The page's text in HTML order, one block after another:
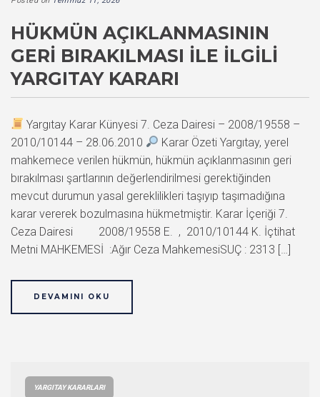
HÜKMÜN AÇIKLANMASININ
GERI BIRAKILMASI İLE İLGILI
YARGITAY KARARI
Yargıtay Karar Künyesi 7. Ceza Dairesi – 2008/19558 –
2010/10144 – 28.06.2010
Karar Özeti Yargıtay, yerel
mahkemece verilen hükmün, hükmün açıklanmasının geri
bırakılması şartlarının değerlendirilmesi gerektiğinden
mevcut durumun yasal gereklilikleri taşıyıp taşımadığına
karar vererek bozulmasına hükmetmiştir. Karar İçeriği 7.
Ceza Dairesi 2008/19558 E. , 2010/10144 K. İçtihat
Metni MAHKEMESİ :Ağır Ceza MahkemesiSUÇ : 2313 […]
DEVAMINI OKU
YARGITAY KARARLARI